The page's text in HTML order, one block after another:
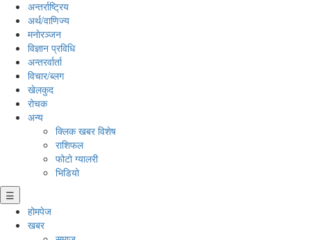
अन्तर्राष्ट्रिय
अर्थ/वाणिज्य
मनाेरञ्जन
विज्ञान प्रविधि
अन्तरर्वार्ता
विचार/ब्लग
खेलकुद
रोचक
अन्य
क्लिक खबर विशेष
राशिफल
फोटो ग्यालरी
भिडियो
☰
होमपेज
खबर